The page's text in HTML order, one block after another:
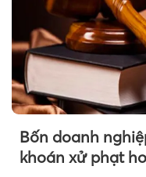
Bốn doanh
khoán xử phạt